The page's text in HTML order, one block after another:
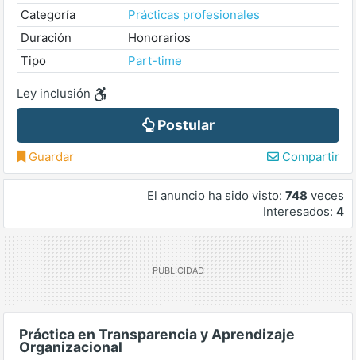
Categoría
Prácticas profesionales
Duración
Honorarios
Tipo
Part-time
Ley inclusión
Postular
Guardar Compartir
El anuncio ha sido visto: 748 veces
Interesados: 4
Práctica en Transparencia y Aprendizaje
Organizacional